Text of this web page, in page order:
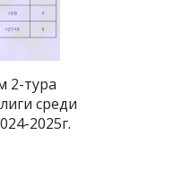
2-тура
среди
2025г.